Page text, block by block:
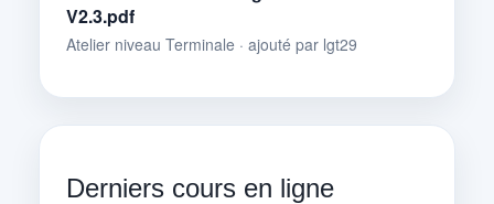
V2.3.pdf
Atelier niveau Terminale · ajouté par lgt29
Derniers cours en ligne